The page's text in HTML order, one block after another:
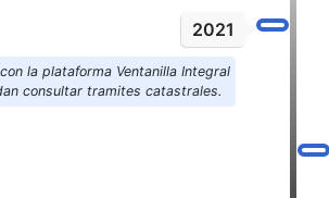
2021
la plataforma Ventanilla Integral
consultar tramites catastrales.